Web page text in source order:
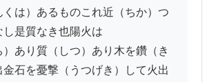
くは）あるものこれ近（ちか）つ
し是質なき也陽火は
あり質（しつ）あり木を鑽（き
金石を憂撃（うつげき）して火出